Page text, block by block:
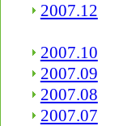
2007.12
2007.10
2007.09
2007.08
2007.07